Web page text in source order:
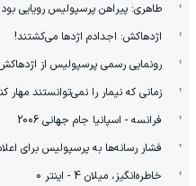
طاهری: پیراهن پرسپولیس رویایی
اژدهاکش: اجدادم اژدها می‌کشتند!
رونمایی رسمی پرسپولیس از
زمانی که نیمار را نمی‌توانستند مهار
فرانسه - اسپانیا جام جهانی 2006
فشار رسانه‌ها به پرسپولیس برای
خاطره‌انگیز، میلان 4 - اینتر 0